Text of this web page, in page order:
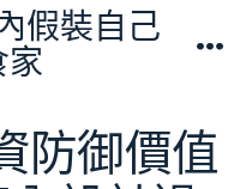
假裝自己
家
防御價值